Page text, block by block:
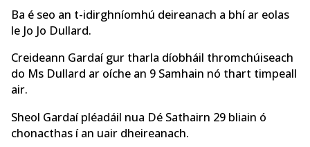
Ba é seo an t-idirghníomhú deireanach a bhí ar eolas
le Jo Jo Dullard.
Creideann Gardaí gur tharla díobháil thromchúiseach
do Ms Dullard ar oíche an 9 Samhain nó thart timpeall
air.
Sheol Gardaí pléadáil nua Dé Sathairn 29 bliain ó
chonacthas í an uair dheireanach.